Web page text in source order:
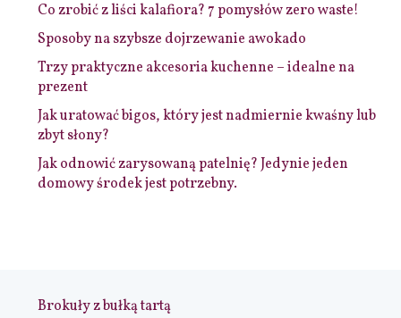
Co zrobić z liści kalafiora? 7 pomysłów zero waste!
Sposoby na szybsze dojrzewanie awokado
Trzy praktyczne akcesoria kuchenne – idealne na
prezent
Jak uratować bigos, który jest nadmiernie kwaśny lub
zbyt słony?
Jak odnowić zarysowaną patelnię? Jedynie jeden
domowy środek jest potrzebny.
Brokuły z bułką tartą